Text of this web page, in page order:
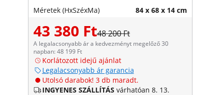
Méretek (HxSzéxMa) 84 x 68 x 14 cm
43 380 Ft48 200 Ft
A legalacsonyabb ár a kedvezményt megelőző 30
napban: 48 199 Ft
Korlátozott idejű ajánlat
Legalacsonyabb ár garancia
Utolsó darabok! 3 db maradt.
INGYENES SZÁLLÍTÁS várhatóan 8. 13.